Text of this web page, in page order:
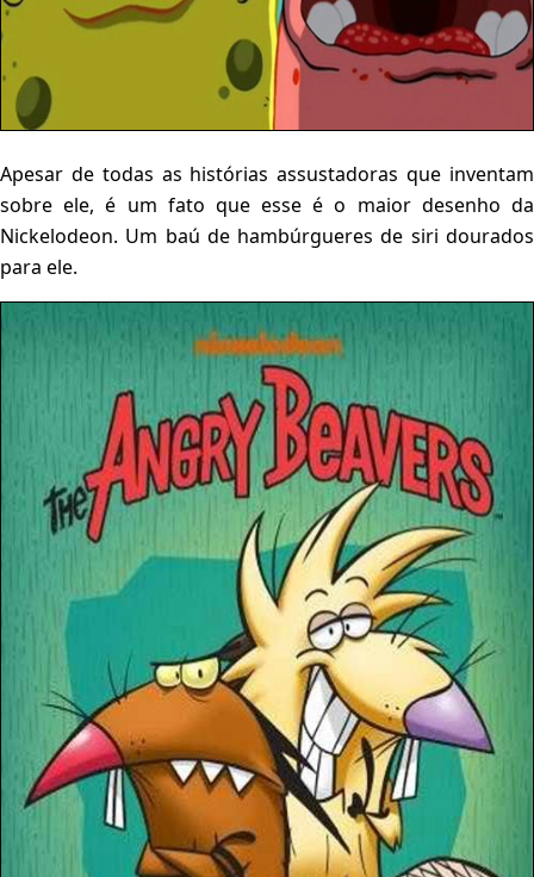
Apesar de todas as histórias assustadoras que inventam
sobre ele, é um fato que esse é o maior desenho da
Nickelodeon. Um baú de hambúrgueres de siri dourados
para ele.